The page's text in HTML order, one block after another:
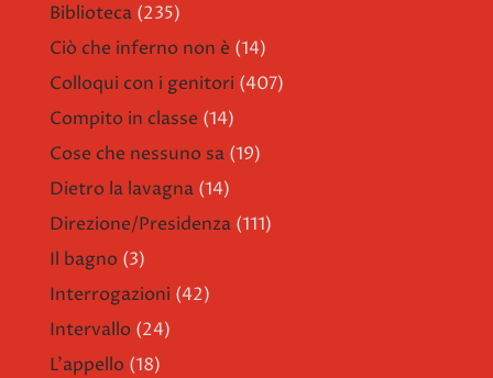
Biblioteca (235)
Ciò che inferno non è (14)
Colloqui con i genitori (407)
Compito in classe (14)
Cose che nessuno sa (19)
Dietro la lavagna (14)
Direzione/Presidenza (111)
Il bagno (3)
Interrogazioni (42)
Intervallo (24)
L'appello (18)